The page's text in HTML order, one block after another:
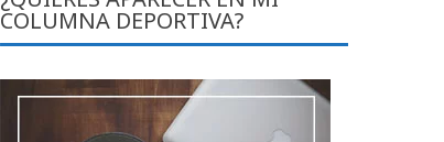
COLUMNA DEPORTIVA?